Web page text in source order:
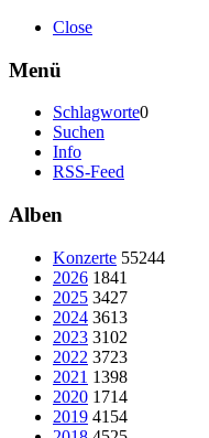
Close
Menü
Schlagworte0
Suchen
Info
RSS-Feed
Alben
Konzerte 55244
2026 1841
2025 3427
2024 3613
2023 3102
2022 3723
2021 1398
2020 1714
2019 4154